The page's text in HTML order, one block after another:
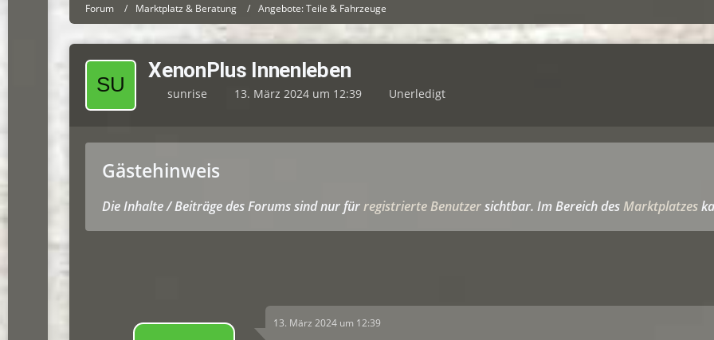
Forum Marktplatz & Beratung Angebote: Teile & Fahrzeuge
XenonPlus Innenleben
sunrise 13. März 2024 um 12:39 Unerledigt
Gästehinweis
Die Inhalte / Beiträge des Forums sind nur fürregistrierte Benutzersichtbar. Im Bereich desMarktplatzes
13. März 2024 um 12:39